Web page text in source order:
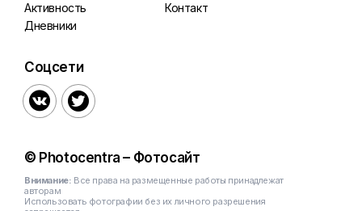
Активность
Дневники
Контакт
Соцсети
 
© Photocentra – Фотосайт
Внимание: Все права на размещенные работы принадлежат
авторам
Использовать фотографии без их личного разрешения